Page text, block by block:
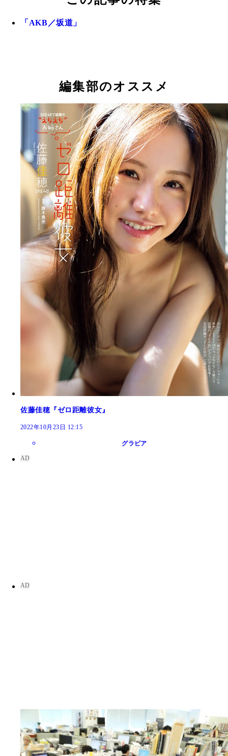
「AKB／坂道」
編集部のオススメ
佐藤佳穂『ゼロ距離彼女』
2022年10月23日 12:15
グラビア